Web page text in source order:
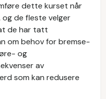
dette kurset når
de fleste velger
de har tatt
om behov for bremse-
og
av
som kan redusere